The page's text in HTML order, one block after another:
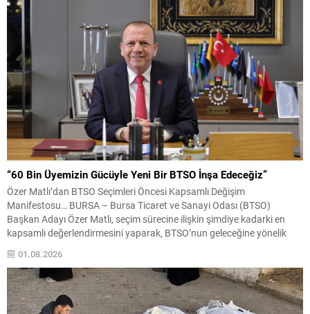
“60 Bin Üyemizin Gücüyle Yeni Bir BTSO İnşa Edeceğiz”
Özer Matlı’dan BTSO Seçimleri Öncesi Kapsamlı Değişim
Manifestosu… BURSA – Bursa Ticaret ve Sanayi Odası (BTSO)
Başkan Adayı Özer Matlı, seçim sürecine ilişkin şimdiye kadarki en
kapsamlı değerlendirmesini yaparak, BTSO’nun geleceğine yönelik
Birlikte Büyüteceğiz” sloganıyla yürüttüğü çalışmaların yeni bir
aşamaya geçtiğini açıklayan...
01.08.2026